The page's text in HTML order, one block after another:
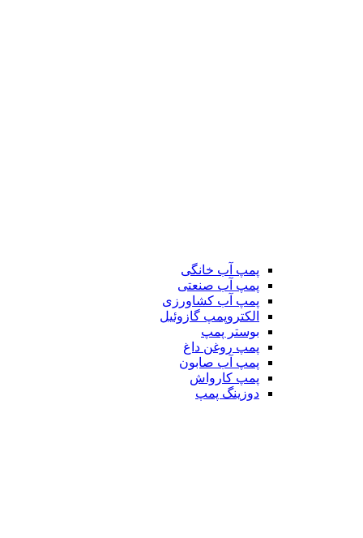
پمپ آب خانگی
پمپ آب صنعتی
پمپ آب کشاورزی
الکتروپمپ گازوئیل
بوستر پمپ
پمپ روغن داغ
پمپ آب صابون
پمپ کارواش
دوزینگ پمپ